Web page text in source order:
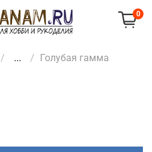
0
... Голубая гамма